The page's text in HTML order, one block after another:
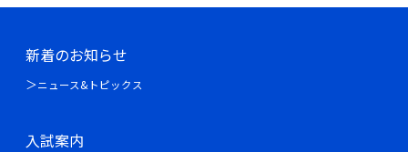
新着のお知らせ
ニュース&トピックス
入試案内